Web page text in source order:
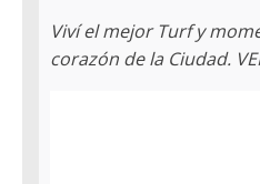
Viví el mejor Turf y
corazón de la Ciudad.